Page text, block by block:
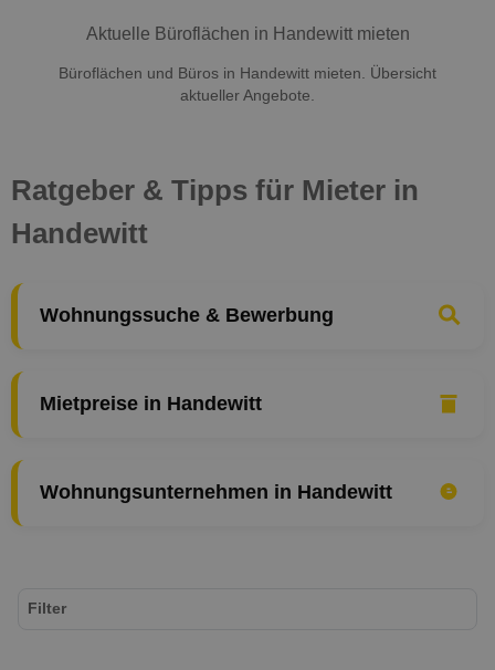
Aktuelle Büroflächen in Handewitt mieten
Büroflächen und Büros in Handewitt mieten. Übersicht
aktueller Angebote.
Ratgeber & Tipps für Mieter in
Handewitt
Wohnungssuche & Bewerbung
Mietpreise in Handewitt
Wohnungsunternehmen in Handewitt
Filter